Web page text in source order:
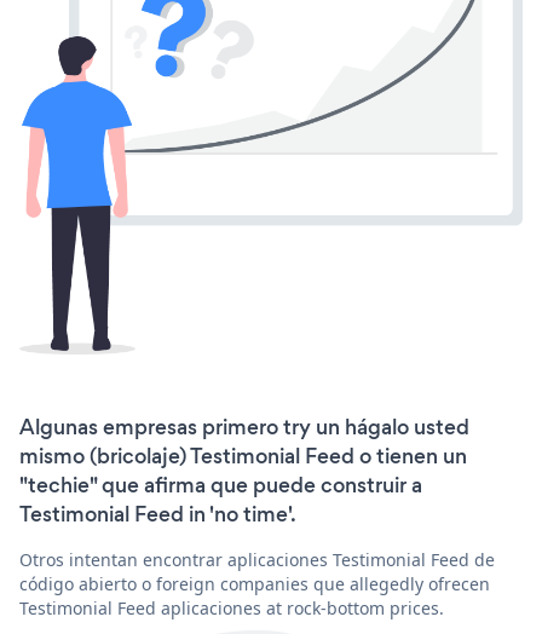
Algunas empresas primero try un hágalo usted
mismo (bricolaje) Testimonial Feed o tienen un
"techie" que afirma que puede construir a
Testimonial Feed in 'no time'.
Otros intentan encontrar aplicaciones Testimonial Feed de
código abierto o foreign companies que allegedly ofrecen
Testimonial Feed aplicaciones at rock-bottom prices.